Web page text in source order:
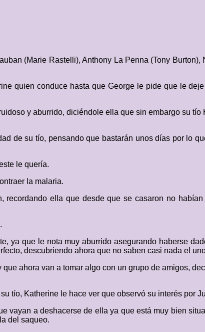
(Marie Rastelli), Anthony La Penna (Tony Burton),
quien conduce hasta que George le pide que le
y aburrido, diciéndole ella que sin embargo su tío
de su tío, pensando que bastarán unos días por lo
le quería.
la malaria.
ella que desde que se casaron no
ya que le nota muy aburrido asegurando haberse
descubriendo ahora que no saben casi nada el
ahora van a tomar algo con un grupo de amigos,
tío, Katherine le hace ver que observó su interés por
vayan a deshacerse de ella ya que está muy bien
del saqueo.